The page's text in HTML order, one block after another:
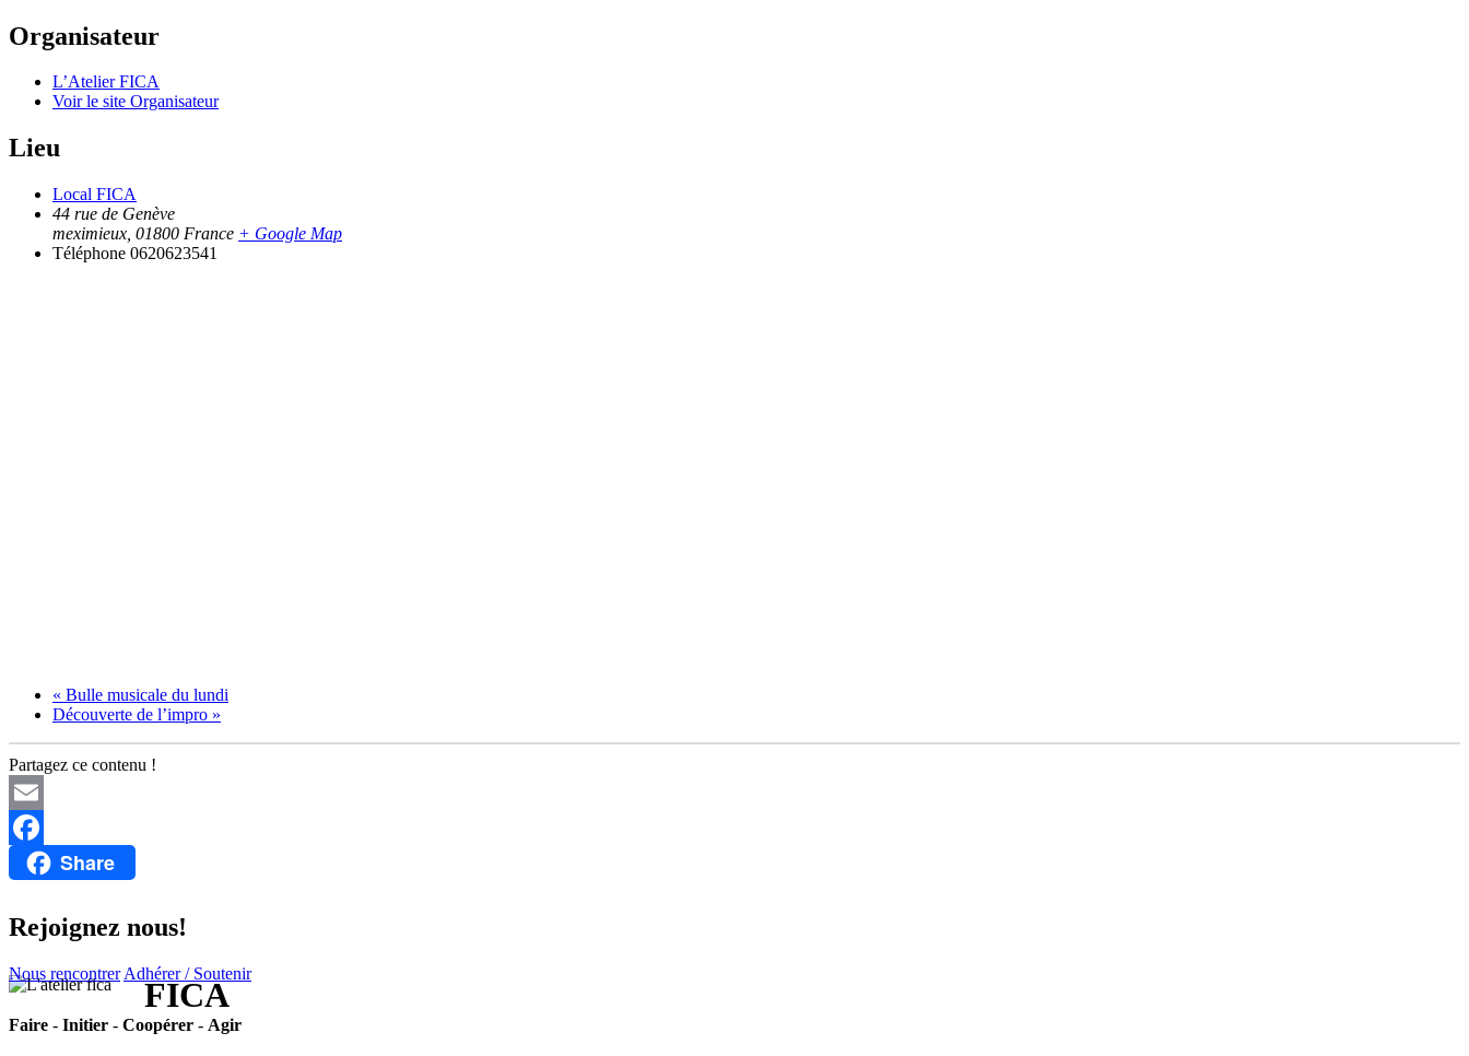
Organisateur
L’Atelier FICA
Voir le site Organisateur
Lieu
Local FICA
44 rue de Genève
meximieux 01800 France + Google Map
Téléphone 0620623541
« Bulle musicale du lundi
Découverte de l’impro »
Partagez ce contenu !
Email
FacebookShare
Rejoignez nous!
Nous rencontrer Adhérer / Soutenir
FICA
Faire - Initier - Coopérer - Agir